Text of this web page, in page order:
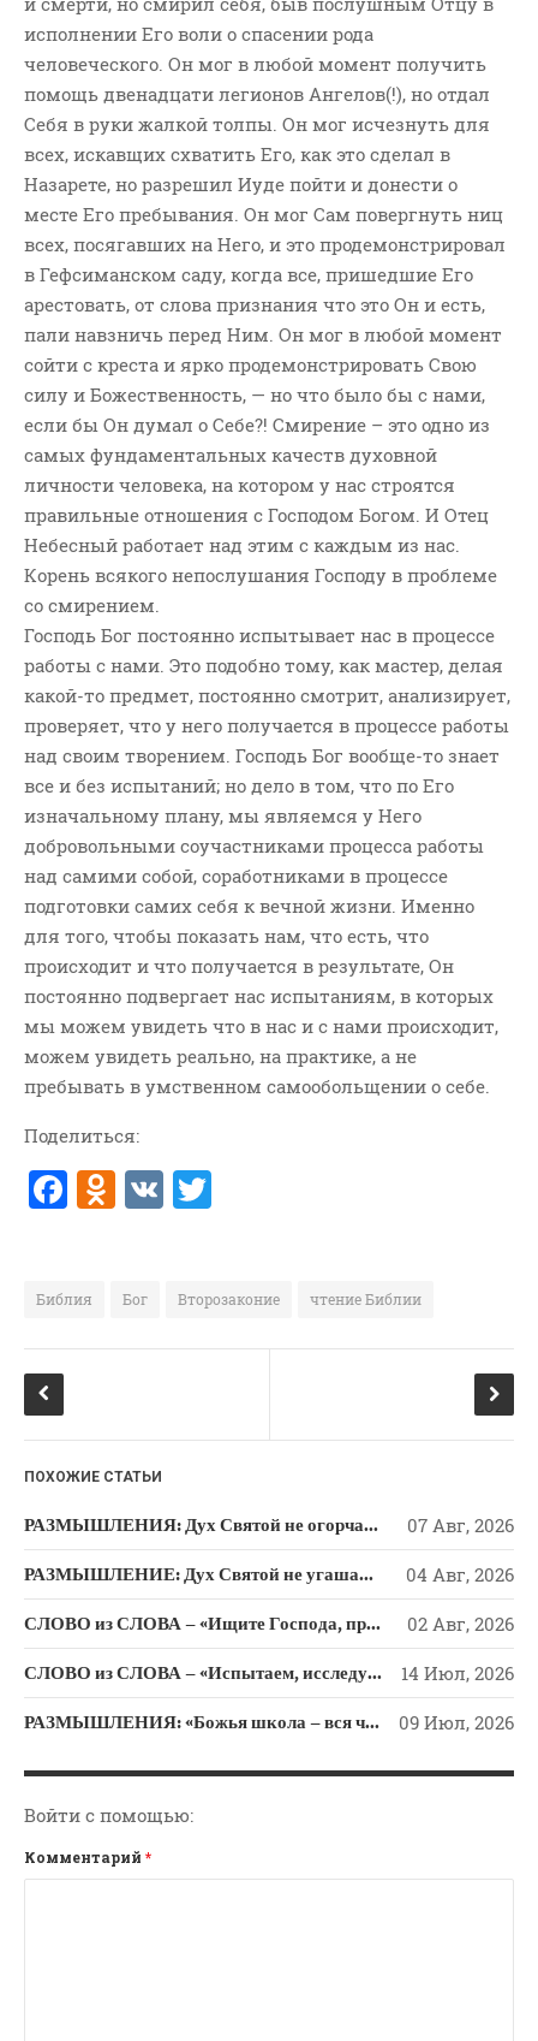
исполнении Его воли о спасении рода
человеческого. Он мог в любой момент получить
помощь двенадцати легионов Ангелов(!), но отдал
Себя в руки жалкой толпы. Он мог исчезнуть для
всех, искавщих схватить Его, как это сделал в
Назарете, но разрешил Иуде пойти и донести о
месте Его пребывания. Он мог Сам повергнуть ниц
всех, посягавших на Него, и это продемонстрировал
в Гефсиманском саду, когда все, пришедшие Его
арестовать, от слова признания что это Он и есть,
пали навзничь перед Ним. Он мог в любой момент
сойти с креста и ярко продемонстрировать Свою
силу и Божественность, — но что было бы с нами,
если бы Он думал о Себе?! Смирение – это одно из
самых фундаментальных качеств духовной
личности человека, на котором у нас строятся
правильные отношения с Господом Богом. И Отец
Небесный работает над этим с каждым из нас.
Корень всякого непослушания Господу в проблеме
со смирением.
Господь Бог постоянно испытывает нас в процессе
работы с нами. Это подобно тому, как мастер, делая
какой-то предмет, постоянно смотрит, анализирует,
проверяет, что у него получается в процессе работы
над своим творением. Господь Бог вообще-то знает
все и без испытаний; но дело в том, что по Его
изначальному плану, мы являемся у Него
добровольными соучастниками процесса работы
над самими собой, соработниками в процессе
подготовки самих себя к вечной жизни. Именно
для того, чтобы показать нам, что есть, что
происходит и что получается в результате, Он
постоянно подвергает нас испытаниям, в которых
мы можем увидеть что в нас и с нами происходит,
можем увидеть реально, на практике, а не
пребывать в умственном самообольщении о себе.
Поделиться:
F
a
e
b
k
O
d
o
kl
ni
ki
V
K
te
r
Библия Бог Второзаконие чтение Библии
ПОХОЖИЕ СТАТЬИ
РАЗМЫШЛЕНИЯ: Дух Святой не огорчайте и не оскорбляйте! 07 Авг, 2026
РАЗМЫШЛЕНИЕ: Дух Святой не угашайте! 04 Авг, 2026
СЛОВО из СЛОВА – «Ищите Господа, призывайте Его» (Исаии 55) 02 Авг, 2026
СЛОВО из СЛОВА – «Испытаем, исследуем пути свои и обратимся к Господу» 14 Июл, 2026
РАЗМЫШЛЕНИЯ: «Божья школа – вся человеческая жизнь» 09 Июл, 2026
Войти с помощью:
Комментарий *